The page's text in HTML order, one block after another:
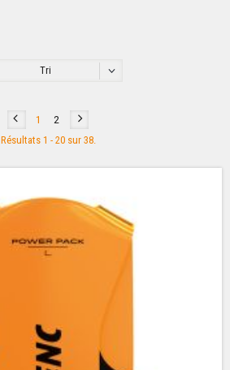
Tri
1 2
Résultats 1 - 20 sur 38.